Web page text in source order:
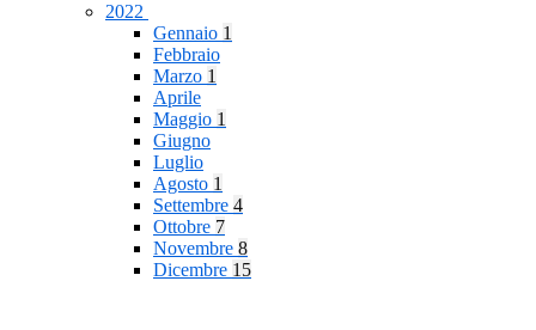
2022
Gennaio 1
Febbraio
Marzo 1
Aprile
Maggio 1
Giugno
Luglio
Agosto 1
Settembre 4
Ottobre 7
Novembre 8
Dicembre 15